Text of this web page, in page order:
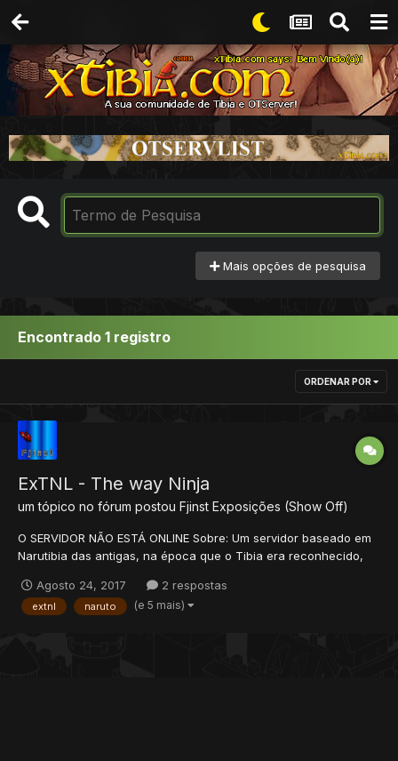
Mais opções de pesquisa
Encontrado 1 registro
ORDENAR POR
ExTNL - The way Ninja
um tópico no fórum postou Fjinst Exposições (Show Off)
O SERVIDOR NÃO ESTÁ ONLINE Sobre: Um servidor baseado em
Narutibia das antigas, na época que o Tibia era reconhecido,
antigo, surgiu em 2010 como Naruto lost, Totalmente 4FUN (7.81),
voltou em 2012 como ExTNL, já focado nos pe...
Agosto 24, 2017 2 respostas
extnl naruto (e 5 mais)